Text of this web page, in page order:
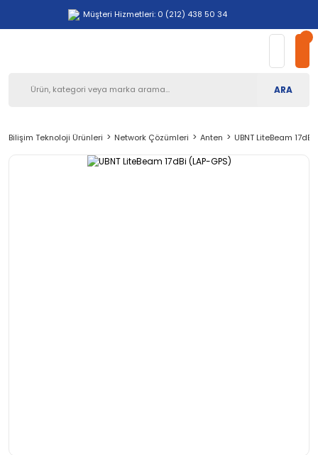
Müşteri Hizmetleri: 0 (212) 438 50 34
ARA
Bilişim Teknoloji Ürünleri Network Çözümleri Anten UBNT LiteBeam 17dBi